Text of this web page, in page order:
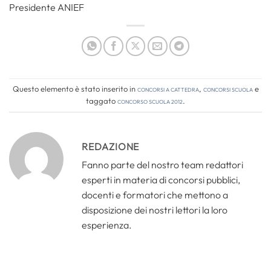
Presidente ANIEF
Questo elemento è stato inserito inConcorsi a cattedra, Concorsi Scuolae
taggatoconcorso scuola 2012.
REDAZIONE
Fanno parte del nostro team redattori
esperti in materia di concorsi pubblici,
docenti e formatori che mettono a
disposizione dei nostri lettori la loro
esperienza.